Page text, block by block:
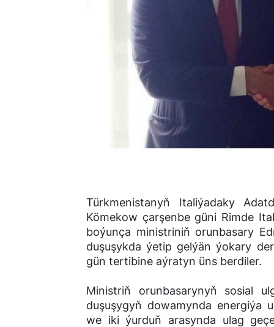
Türkmenistanyň Italiýadaky
Kömekow çarşenbe güni Rimde
boýunça ministriniň orunbasary
duşuşykda ýetip gelýän ýokary
gün tertibine aýratyn üns berdiler.
Ministriň orunbasarynyň sosial
duşuşygyň dowamynda energiýa
we iki ýurduň arasynda ulag